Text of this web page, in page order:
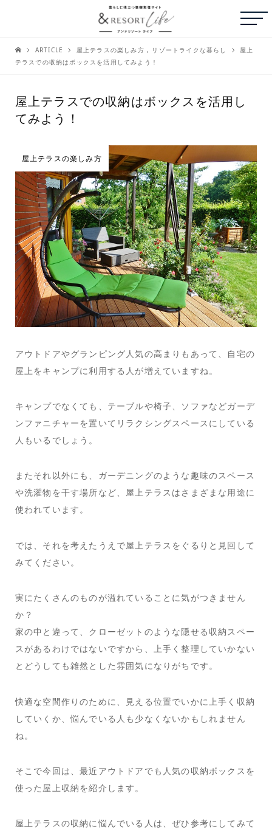
ARTICLE 屋上テラスの楽しみ方 , リゾートライクな暮らし
屋上
テラスでの収納はボックスを活用してみよう！
屋上テラスでの収納はボックスを活用し
てみよう！
屋上テラスの楽しみ方
アウトドアやグランピング人気の高まりもあって、自宅の
屋上をキャンプに利用する人が増えていますね。
キャンプでなくても、テーブルや椅子、ソファなどガーデ
ンファニチャーを置いてリラクシングスペースにしている
人もいるでしょう。
またそれ以外にも、ガーデニングのような趣味のスペース
や洗濯物を干す場所など、屋上テラスはさまざまな用途に
使われています。
では、それを考えたうえで屋上テラスをぐるりと見回して
みてください。
実にたくさんのものが溢れていることに気がつきません
か？
家の中と違って、クローゼットのような隠せる収納スペー
スがあるわけではないですから、上手く整理していかない
とどうしても雑然とした雰囲気になりがちです。
快適な空間作りのために、見える位置でいかに上手く収納
していくか、悩んでいる人も少なくないかもしれません
ね。
そこで今回は、最近アウトドアでも人気の収納ボックスを
使った屋上収納を紹介します。
屋上テラスの収納に悩んでいる人は、ぜひ参考にしてみて